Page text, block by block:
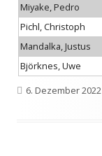
Miyake, Pedro
Pichl, Christoph
Mandalka, Justus
Björknes, Uwe
Veröffentlicht
6. Dezember 2022